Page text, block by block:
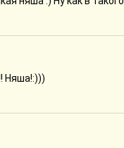
Няша!:)))